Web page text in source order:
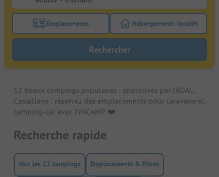
Activez le bouton de filtre emplacements pour
Emplacements Activez le bouton
Hébergements locatifs
Rechercher
12 beaux campings populaires - approuvés par l'ADAC.
Castellane : réservez des emplacements pour caravane et
camping-car avec PiNCAMP. ❤️️
Recherche rapide
Voir les 12 campings Emplacements & filtres